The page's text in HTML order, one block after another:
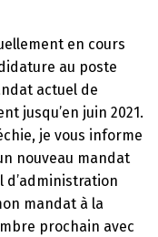
en cours
au poste
actuel de
jusqu’en juin 2021.
je vous informe
nouveau mandat
d’administration
mandat à la
prochain avec